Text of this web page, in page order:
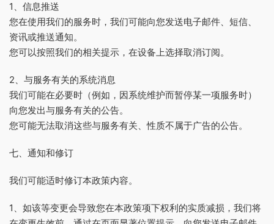
1、信息推送
您在使用我们的服务时，我们可能向您发送电子邮件、短信、
资讯或推送通知。
您可以按照我们的相关提示，在设备上选择取消订阅。
2、与服务有关的系统消息
我们可能在必要时（例如，因系统维护而暂停某一项服务时）
向您发出与服务有关的公告。
您可能无法取消这些与服务有关、性质不属于广告的公告。
七、通知和修订
我们可能适时修订本政策内容。
1、如该等变更会导致您在本政策项下权利的实质减损，我们将